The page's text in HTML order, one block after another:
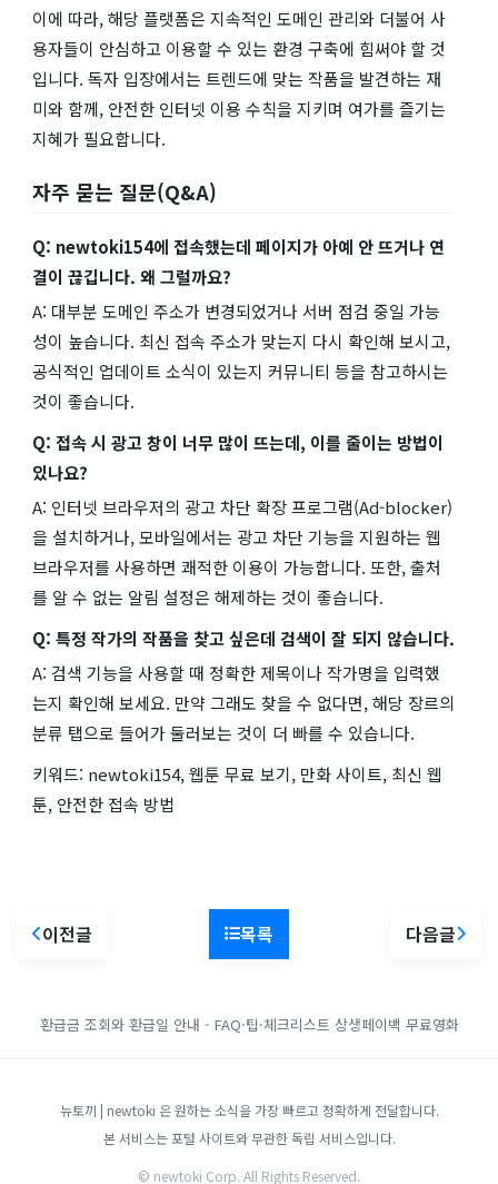
이에 따라, 해당 플랫폼은 지속적인 도메인 관리와 더불어 사
용자들이 안심하고 이용할 수 있는 환경 구축에 힘써야 할 것
입니다. 독자 입장에서는 트렌드에 맞는 작품을 발견하는 재
미와 함께, 안전한 인터넷 이용 수칙을 지키며 여가를 즐기는
지혜가 필요합니다.
자주 묻는 질문(Q&A)
Q: newtoki154에 접속했는데 페이지가 아예 안 뜨거나 연
결이 끊깁니다. 왜 그럴까요?
A: 대부분 도메인 주소가 변경되었거나 서버 점검 중일 가능
성이 높습니다. 최신 접속 주소가 맞는지 다시 확인해 보시고,
공식적인 업데이트 소식이 있는지 커뮤니티 등을 참고하시는
것이 좋습니다.
Q: 접속 시 광고 창이 너무 많이 뜨는데, 이를 줄이는 방법이
있나요?
A: 인터넷 브라우저의 광고 차단 확장 프로그램(Ad-blocker)
을 설치하거나, 모바일에서는 광고 차단 기능을 지원하는 웹
브라우저를 사용하면 쾌적한 이용이 가능합니다. 또한, 출처
를 알 수 없는 알림 설정은 해제하는 것이 좋습니다.
Q: 특정 작가의 작품을 찾고 싶은데 검색이 잘 되지 않습니다.
A: 검색 기능을 사용할 때 정확한 제목이나 작가명을 입력했
는지 확인해 보세요. 만약 그래도 찾을 수 없다면, 해당 장르의
분류 탭으로 들어가 둘러보는 것이 더 빠를 수 있습니다.
키워드: newtoki154, 웹툰 무료 보기, 만화 사이트, 최신 웹
툰, 안전한 접속 방법
이전글 목록 다음글
환급금 조회와 환급일 안내 - FAQ·팁·체크리스트 상생페이백 무료영화
뉴토끼 | newtoki 은 원하는 소식을 가장 빠르고 정확하게 전달합니다.
본 서비스는 포털 사이트와 무관한 독립 서비스입니다.
© newtoki Corp. All Rights Reserved.